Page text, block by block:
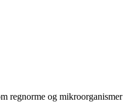
regnorme og mikroorganismer